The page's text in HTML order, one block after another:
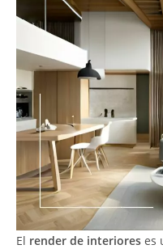
El render de interiores es